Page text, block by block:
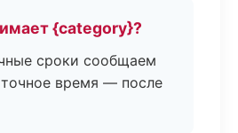
{category}?
сроки сообщаем
время — после